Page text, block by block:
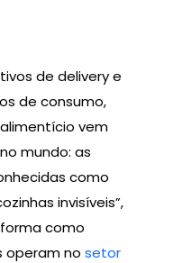
de delivery e
de consumo,
vem
mundo: as
como
invisíveis”,
como
operam no setor